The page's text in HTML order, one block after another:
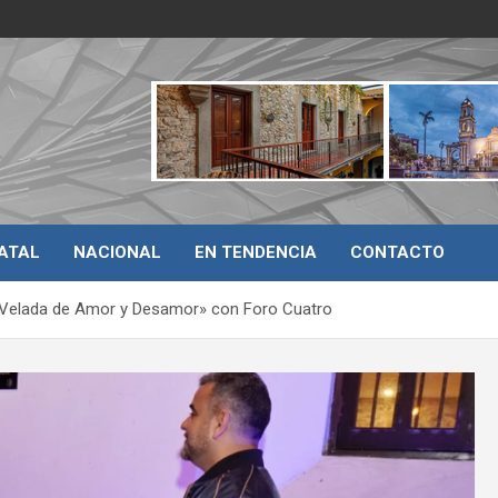
NACIONAL EN TENDENCIA CONTACTO
de Amor y Desamor» con Foro Cuatro